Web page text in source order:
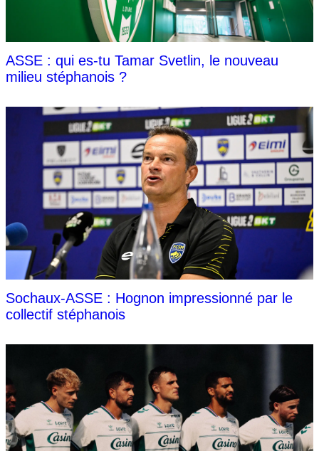
ASSE : qui es-tu Tamar Svetlin, le nouveau
milieu stéphanois ?
Sochaux-ASSE : Hognon impressionné par le
collectif stéphanois